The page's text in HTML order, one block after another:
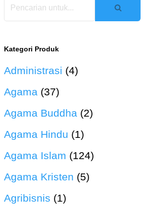
Kategori Produk
Administrasi (4)
Agama (37)
Agama Buddha (2)
Agama Hindu (1)
Agama Islam (124)
Agama Kristen (5)
Agribisnis (1)